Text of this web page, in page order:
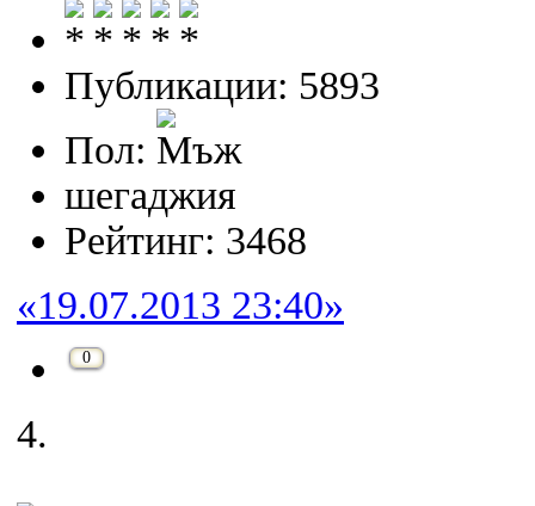
Публикации: 5893
Пол:
шегаджия
Рейтинг: 3468
«19.07.2013 23:40»
0
4.